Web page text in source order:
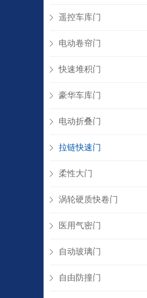
遥控车库门
电动卷帘门
快速堆积门
豪华车库门
电动折叠门
拉链快速门
柔性大门
涡轮硬质快卷门
医用气密门
自动玻璃门
自由防撞门